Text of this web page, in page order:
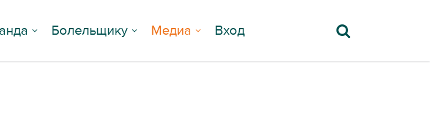
Болельщику Медиа Вход